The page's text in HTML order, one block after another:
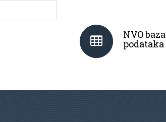
NVO baza
podataka